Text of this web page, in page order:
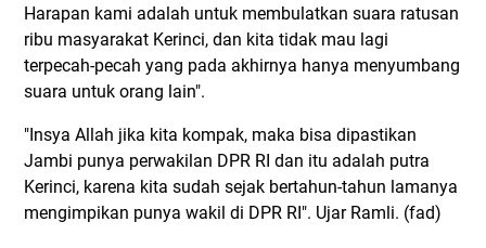
Harapan kami adalah untuk membulatkan suara ratusan
ribu masyarakat Kerinci, dan kita tidak mau lagi
terpecah-pecah yang pada akhirnya hanya menyumbang
suara untuk orang lain".
"Insya Allah jika kita kompak, maka bisa dipastikan
Jambi punya perwakilan DPR RI dan itu adalah putra
Kerinci, karena kita sudah sejak bertahun-tahun lamanya
mengimpikan punya wakil di DPR RI". Ujar Ramli. (fad)